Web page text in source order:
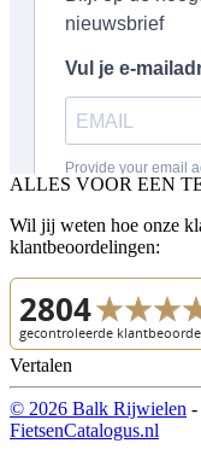
ALLES VOOR EEN
Wil jij weten hoe onze
klantbeoordelingen:
Vertalen
© 2026 Balk Rijwielen -
FietsenCatalogus.nl